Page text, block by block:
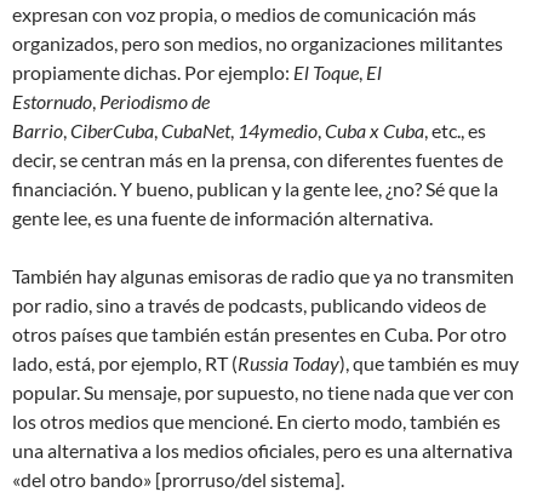
expresan con voz propia, o medios de comunicación más
organizados, pero son medios, no organizaciones militantes
propiamente dichas. Por ejemplo: El Toque El
Estornudo Periodismo de
Barrio CiberCuba CubaNet, 14ymedio Cuba x Cuba , etc., es
decir, se centran más en la prensa, con diferentes fuentes de
financiación. Y bueno, publican y la gente lee, ¿no? Sé que la
gente lee, es una fuente de información alternativa.
También hay algunas emisoras de radio que ya no transmiten
por radio, sino a través de podcasts, publicando videos de
otros países que también están presentes en Cuba. Por otro
lado, está, por ejemplo, RT (Russia Today), que también es muy
popular. Su mensaje, por supuesto, no tiene nada que ver con
los otros medios que mencioné. En cierto modo, también es
una alternativa a los medios oficiales, pero es una alternativa
«del otro bando» [prorruso/del sistema].